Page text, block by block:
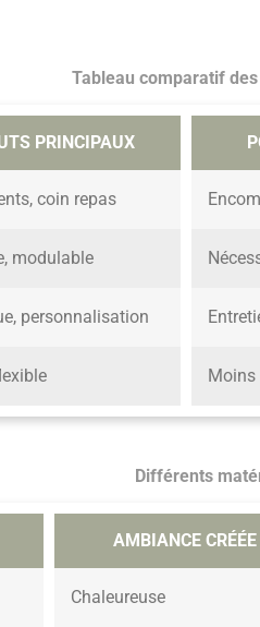
Tableau comparatif
PRINCIPAUX
coin repas
modulable
personnalisation
Moins
Différents
AMBIANCE CRÉÉE
Chaleureuse